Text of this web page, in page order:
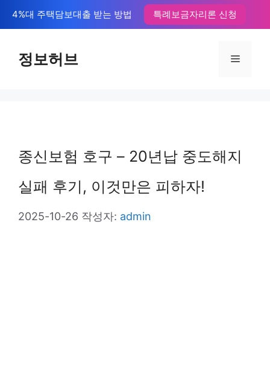
텐
4%대 주택담보대출 받는 방법 특례보금자리론 신청
정보허브 메
종신보험 호구 – 20년납 중도해지
실패 후기, 이것만은 피하자!
2025-10-26 작성자: admin